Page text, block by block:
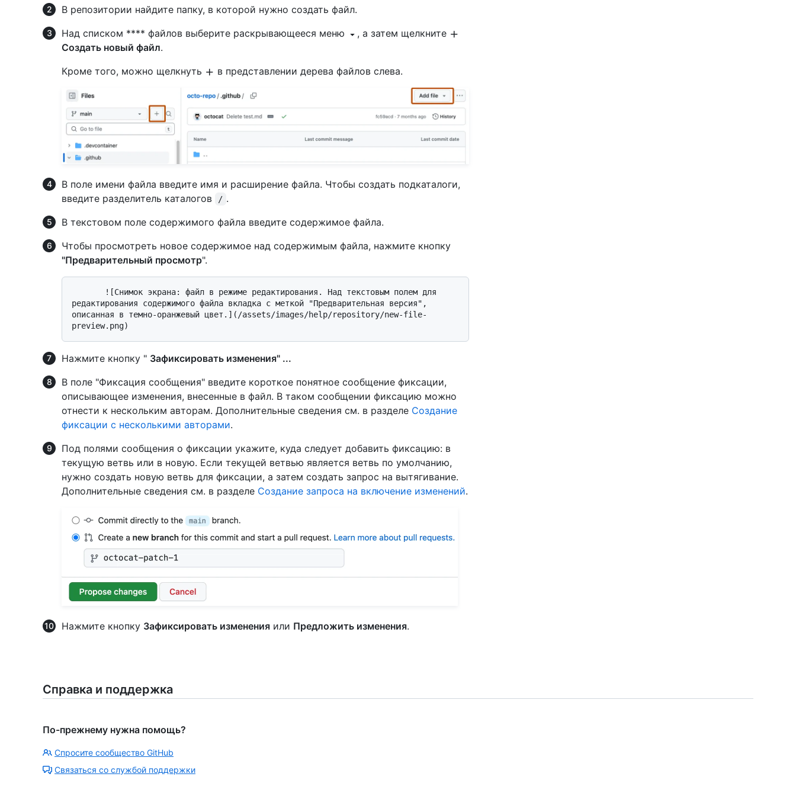
В репозитории найдите папку, в которой нужно создать файл.
Над списком **** файлов выберите раскрывающееся меню
, а затем щелкните
Создать новый файл.
Кроме того, можно щелкнуть
в представлении дерева файлов слева.
В поле имени файла введите имя и расширение файла. Чтобы создать подкаталоги,
введите разделитель каталогов
/ .
В текстовом поле содержимого файла введите содержимое файла.
Чтобы просмотреть новое содержимое над содержимым файла, нажмите кнопку
"Предварительный просмотр".
редактирования содержимого файла вкладка с меткой "Предварительная версия",
описанная в темно-оранжевый цвет.](/assets/images/help/repository/new-file-
Нажмите кнопку " Зафиксировать изменения" ...
В поле "Фиксация сообщения" введите короткое понятное сообщение фиксации,
описывающее изменения, внесенные в файл. В таком сообщении фиксацию можно
отнести к нескольким авторам. Дополнительные сведения см. в разделе Создание
фиксации с несколькими авторами.
Под полями сообщения о фиксации укажите, куда следует добавить фиксацию: в
текущую ветвь или в новую. Если текущей ветвью является ветвь по умолчанию,
нужно создать новую ветвь для фиксации, а затем создать запрос на вытягивание.
Дополнительные сведения см. в разделе Создание запроса на включение изменений.
Нажмите кнопку Зафиксировать изменения или Предложить изменения.
Справка и поддержка
По-прежнему нужна помощь?
Спросите сообщество GitHub
Связаться со службой поддержки